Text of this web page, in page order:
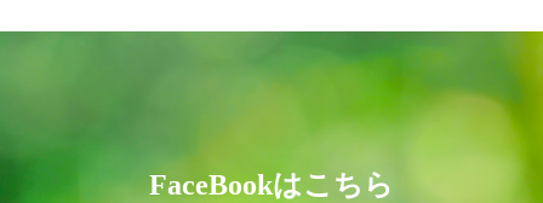
FaceBookはこちら